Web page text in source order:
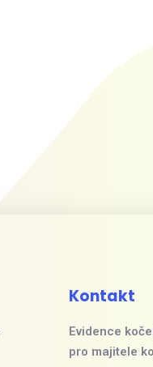
Kontakt
Evidence
pro majitele